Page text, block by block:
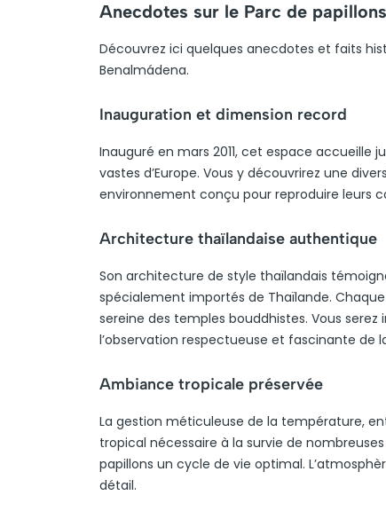
Anecdotes sur le Parc de
Découvrez ici quelques anecdotes et faits
Benalmádena.
Inauguration et dimension record
Inauguré en mars 2011, cet espace accueille
vastes d’Europe. Vous y découvrirez une
environnement conçu pour reproduire leurs
Architecture thaïlandaise authentique
Son architecture de style thaïlandais
spécialement importés de Thaïlande.
sereine des temples bouddhistes. Vous
l’observation respectueuse et fascinante de
Ambiance tropicale préservée
La gestion méticuleuse de la température,
tropical nécessaire à la survie de
papillons un cycle de vie optimal.
détail.